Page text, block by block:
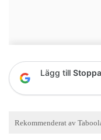
Lägg till